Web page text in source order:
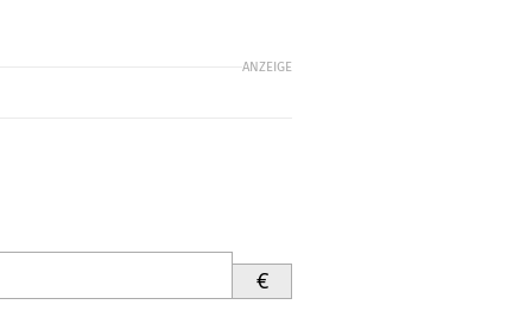
ANZEIGE
€